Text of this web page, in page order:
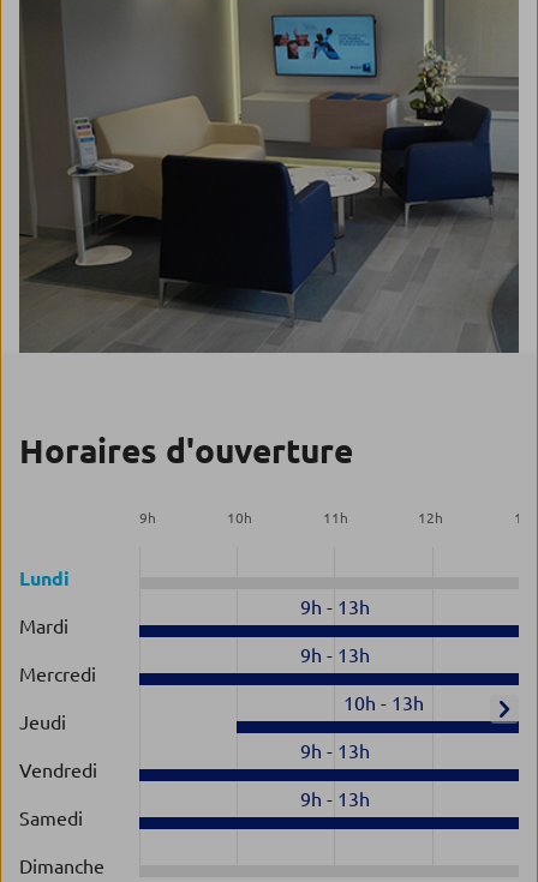
Horaires d'ouverture
9h 10h 11 h 12h 13
Lundi
Mardi
9h - 13h
Mercredi
9h - 13h
Jeudi
10h - 13h
Vendredi
9h - 13h
Samedi
9h - 13h
Dimanche